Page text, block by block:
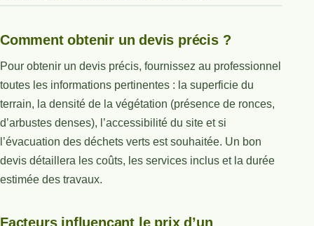
Comment obtenir un devis précis ?
Pour obtenir un devis précis, fournissez au professionnel
toutes les informations pertinentes : la superficie du
terrain, la densité de la végétation (présence de ronces,
d’arbustes denses), l’accessibilité du site et si
l’évacuation des déchets verts est souhaitée. Un bon
devis détaillera les coûts, les services inclus et la durée
estimée des travaux.
Facteurs influençant le prix d’un